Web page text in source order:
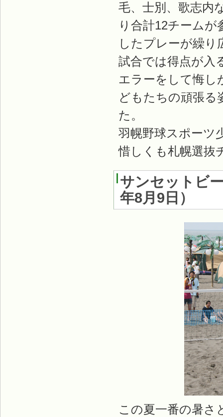
毛、士別、歌志内
り合計12チーム
したプレーが繰り
試合では得点が入
エラーをして悔し
どもたちの頑張る
た。
羽幌野球スポーツ
惜しくも札幌選抜
サンセットビ
年8月9日）
この夏一番の暑さ